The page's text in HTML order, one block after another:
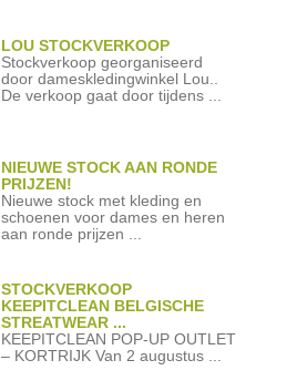
LOU STOCKVERKOOP
Stockverkoop georganiseerd
door dameskledingwinkel Lou..
De verkoop gaat door tijdens ...
NIEUWE STOCK AAN RONDE
PRIJZEN!
Nieuwe stock met kleding en
schoenen voor dames en heren
aan ronde prijzen ...
STOCKVERKOOP
KEEPITCLEAN BELGISCHE
STREATWEAR ...
KEEPITCLEAN POP-UP OUTLET
– KORTRIJK Van 2 augustus ...